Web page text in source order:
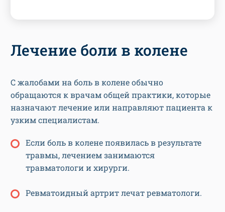
Лечение боли в колене
С жалобами на боль в колене обычно
обращаются к врачам общей практики, которые
назначают лечение или направляют пациента к
узким специалистам.
Если боль в колене появилась в результате
травмы, лечением занимаются
травматологи и хирурги.
Ревматоидный артрит лечат ревматологи.